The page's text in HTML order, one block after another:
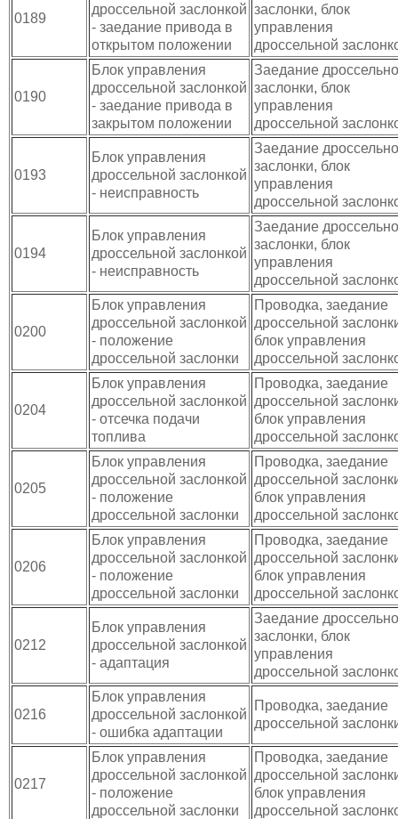
0189
дроссельной заслонкой
- заедание привода в
открытом положении
заслонки, блок
управления
дроссельной
0190
Блок управления
дроссельной заслонкой
- заедание привода в
закрытом положении
Заедание
заслонки, блок
управления
дроссельной
0193
Блок управления
дроссельной заслонкой
- неисправность
Заедание
заслонки, блок
управления
дроссельной
0194
Блок управления
дроссельной заслонкой
- неисправность
Заедание
заслонки, блок
управления
дроссельной
0200
Блок управления
дроссельной заслонкой
- положение
дроссельной заслонки
Проводка, заедание
дроссельной
блок управления
дроссельной
0204
Блок управления
дроссельной заслонкой
- отсечка подачи
топлива
Проводка, заедание
дроссельной
блок управления
дроссельной
0205
Блок управления
дроссельной заслонкой
- положение
дроссельной заслонки
Проводка, заедание
дроссельной
блок управления
дроссельной
0206
Блок управления
дроссельной заслонкой
- положение
дроссельной заслонки
Проводка, заедание
дроссельной
блок управления
дроссельной
0212
Блок управления
дроссельной заслонкой
- адаптация
Заедание
заслонки, блок
управления
дроссельной
0216
Блок управления
дроссельной заслонкой
- ошибка адаптации
Проводка, заедание
дроссельной
0217
Блок управления
дроссельной заслонкой
- положение
дроссельной заслонки
Проводка, заедание
дроссельной
блок управления
дроссельной